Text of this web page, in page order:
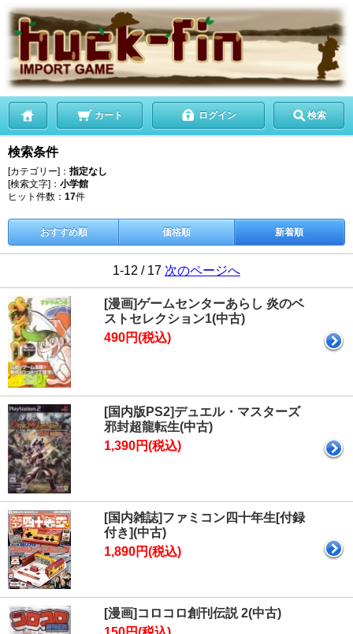
カート ログイン 検索
検索条件
[カテゴリー]： 指定なし
[検索文字]： 小学館
ヒット件数： 17件
おすすめ順 価格順 新着順
1-12 / 17 次のページへ
[漫画]ゲームセンターあらし 炎のベ
ストセレクション1(中古)
490円(税込)
[国内版PS2]デュエル・マスターズ
邪封超龍転生(中古)
1,390円(税込)
[国内雑誌]ファミコン四十年生[付録
付き](中古)
1,890円(税込)
[漫画]コロコロ創刊伝説 2(中古)